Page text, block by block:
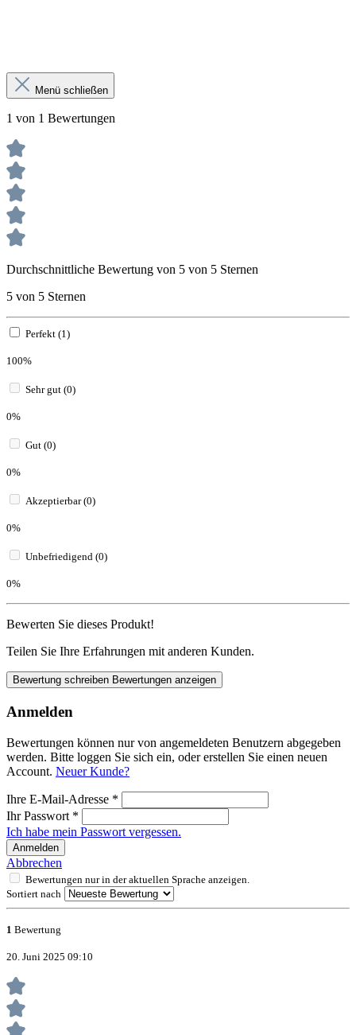
Menü schließen
1 von 1 Bewertungen
Durchschnittliche Bewertung von 5 von 5 Sternen
5 von 5 Sternen
Perfekt (1)
100%
Sehr gut (0)
0%
Gut (0)
0%
Akzeptierbar (0)
0%
Unbefriedigend (0)
0%
Bewerten Sie dieses Produkt!
Teilen Sie Ihre Erfahrungen mit anderen Kunden.
Bewertung schreiben Bewertungen anzeigen
Anmelden
Bewertungen können nur von angemeldeten Benutzern abgegeben
werden. Bitte loggen Sie sich ein, oder erstellen Sie einen neuen
Account. Neuer Kunde?
Ihre E-Mail-Adresse *
Ihr Passwort *
Ich habe mein Passwort vergessen.
Anmelden
Abbrechen
Bewertungen nur in der aktuellen Sprache anzeigen.
Sortiert nach
1 Bewertung
20. Juni 2025 09:10